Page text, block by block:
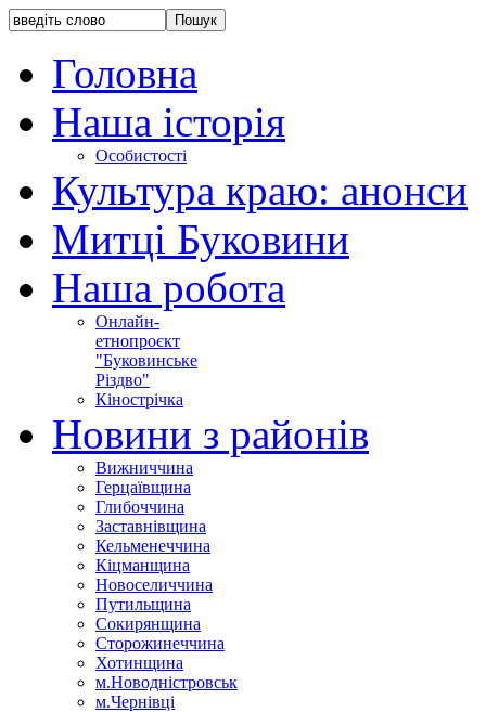
Головна
Наша історія
Особистості
Культура краю: анонси
Митці Буковини
Наша робота
Онлайн-
етнопроєкт
"Буковинське
Різдво"
Кінострічка
Новини з районів
Вижниччина
Герцаївщина
Глибоччина
Заставнівщина
Кельменеччина
Кіцманщина
Новоселиччина
Путильщина
Сокирянщина
Сторожинеччина
Хотинщина
м.Новодністровськ
м.Чернівці